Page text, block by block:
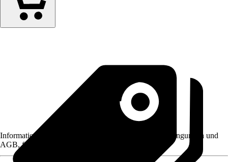
Informationen des Verkäufers, wie z. B. Rückgabebedingungen und
AGB, finden Sie bei Klick auf den Verkäufernamen.